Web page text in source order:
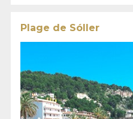
Plage de Sóller